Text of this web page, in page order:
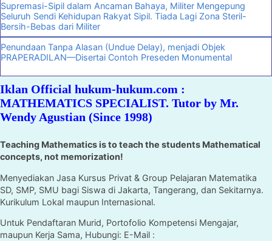
Supremasi-Sipil dalam Ancaman Bahaya, Militer Mengepung
Seluruh Sendi Kehidupan Rakyat Sipil. Tiada Lagi Zona Steril-
Bersih-Bebas dari Militer
Penundaan Tanpa Alasan (Undue Delay), menjadi Objek
PRAPERADILAN—Disertai Contoh Preseden Monumental
Iklan Official hukum-hukum.com :
MATHEMATICS SPECIALIST. Tutor by Mr.
Wendy Agustian (Since 1998)
Teaching Mathematics is to teach the students Mathematical
concepts, not memorization!
Menyediakan Jasa Kursus Privat & Group Pelajaran Matematika
SD, SMP, SMU bagi Siswa di Jakarta, Tangerang, dan Sekitarnya.
Kurikulum Lokal maupun Internasional.
Untuk Pendaftaran Murid, Portofolio Kompetensi Mengajar,
maupun Kerja Sama, Hubungi: E-Mail :